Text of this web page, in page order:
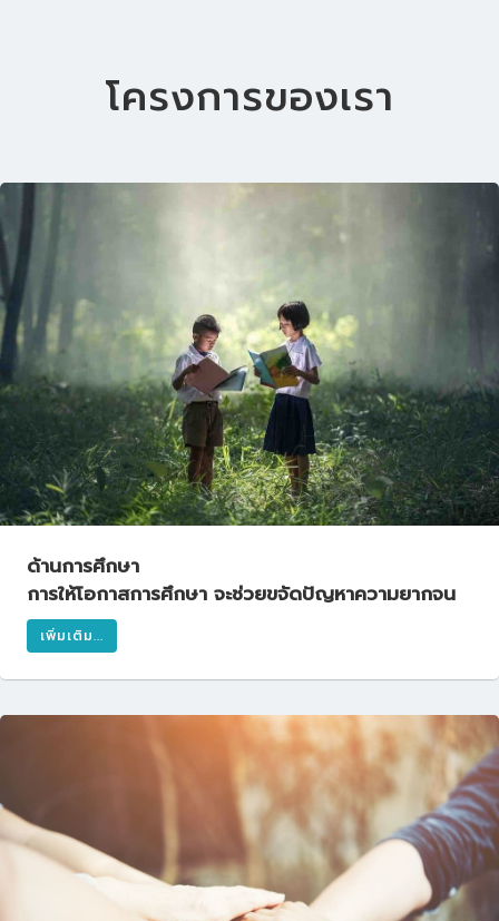
โครงการของเรา
ด้านการศึกษา
การให้โอกาสการศึกษา จะช่วยขจัดปัญหาความยากจน
เพิ่มเติม...